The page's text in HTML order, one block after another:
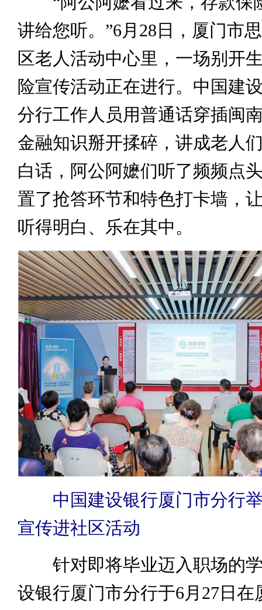
讲给您听。”6月28日，厦门市
区老人活动中心里，一场别开
险宣传活动正在进行。中国建
分行工作人员用普通话穿插闽
金融知识掰开揉碎，讲成老人
白话，阿公阿嬷们听了频频点
置了抢答环节和特色打卡墙，
听得明白、乐在其中。
中国建设银行厦门市分行
宣传进社区活动
针对即将毕业迈入职场的学
设银行厦门市分行于6月27日在